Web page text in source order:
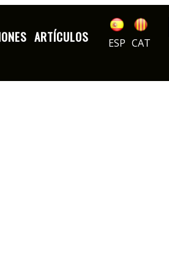
ARTÍCULOS ESP CAT